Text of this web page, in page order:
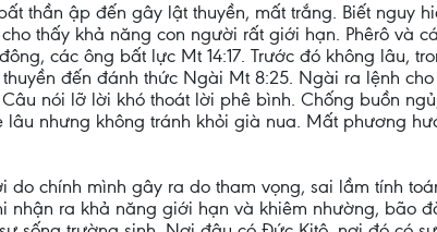
thần ập đến gây lật thuyền, mất trắng. Biết nguy
thấy khả năng con người rất giới hạn. Phêrô và
các ông bất lực Mt 14:17. Trước đó không lâu,
đến đánh thức Ngài Mt 8:25. Ngài ra lệnh cho
nói lỡ lời khó thoát lời phê bình. Chống buồn
nhưng không tránh khỏi già nua. Mất phương
chính mình gây ra do tham vọng, sai lầm tính
nhận ra khả năng giới hạn và khiêm nhường, bão